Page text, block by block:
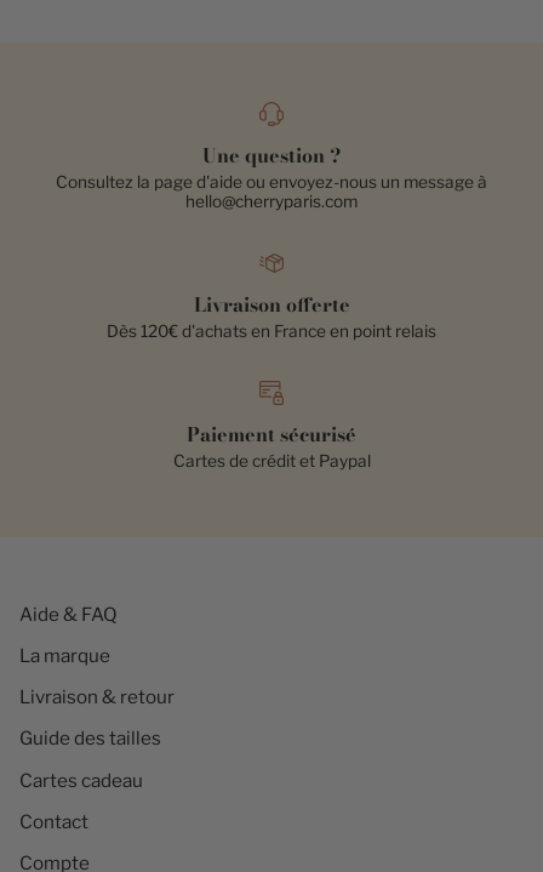
Une question ?
Consultez la page d'aide ou envoyez-nous un message à
hello@cherryparis.com
Livraison offerte
Dès 120€ d'achats en France en point relais
Paiement sécurisé
Cartes de crédit et Paypal
Aide & FAQ
La marque
Livraison & retour
Guide des tailles
Cartes cadeau
Contact
Compte